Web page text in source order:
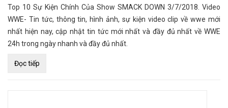
Top 10 Sự Kiện Chính Của Show SMACK DOWN 3/7/2018. Video
WWE- Tin tức, thông tin, hình ảnh, sự kiện video clip về wwe mới
nhất hiện nay, cập nhật tin tức mới nhất và đầy đủ nhất về WWE
24h trong ngày nhanh và đầy đủ nhất.
Đọc tiếp